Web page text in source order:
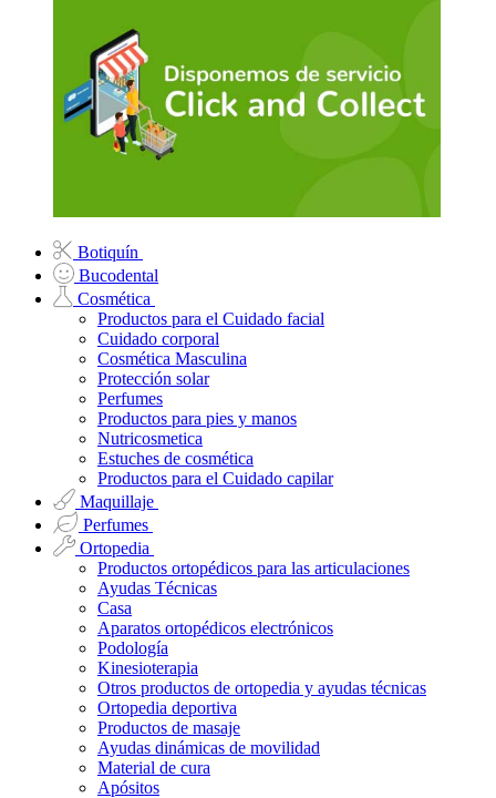
Botiquín
Bucodental
Cosmética
Productos para el Cuidado facial
Cuidado corporal
Cosmética Masculina
Protección solar
Perfumes
Productos para pies y manos
Nutricosmetica
Estuches de cosmética
Productos para el Cuidado capilar
Maquillaje
Perfumes
Ortopedia
Productos ortopédicos para las articulaciones
Ayudas Técnicas
Casa
Aparatos ortopédicos electrónicos
Podología
Kinesioterapia
Otros productos de ortopedia y ayudas técnicas
Ortopedia deportiva
Productos de masaje
Ayudas dinámicas de movilidad
Material de cura
Apósitos